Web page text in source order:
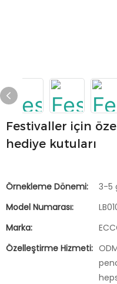
Festivaller için
hediye kutuları
Örnekleme Dönemi:
3-5
Model Numarası:
Marka:
Özelleştirme Hizmeti: